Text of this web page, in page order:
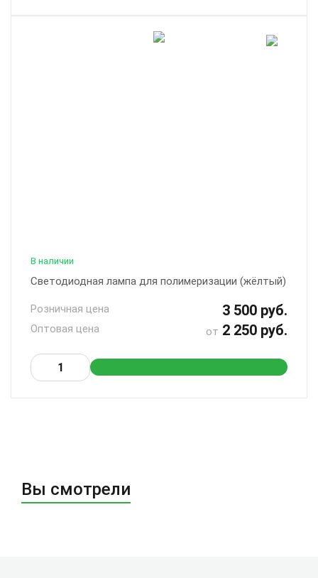
В наличии
Cветодиодная лампа для полимеризации (жёлтый)
Розничная цена 3 500 руб.
Оптовая цена от 2 250 руб.
Вы смотрели